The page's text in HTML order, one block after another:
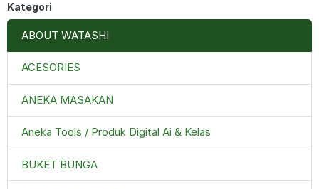
Kategori
ABOUT WATASHI
ACESORIES
ANEKA MASAKAN
Aneka Tools / Produk Digital Ai & Kelas
BUKET BUNGA